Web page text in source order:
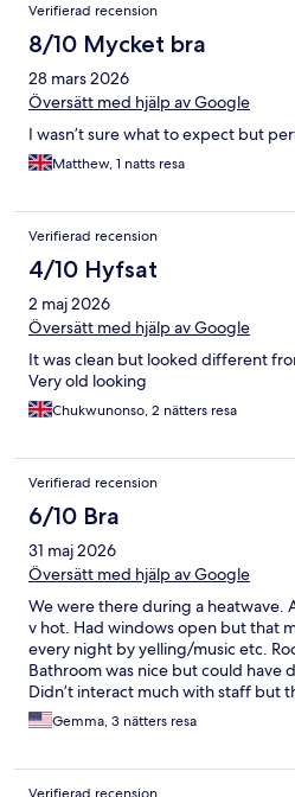
Verifierad recension
8/10 Mycket bra
28 mars 2026
Översätt med hjälp av Google
I wasn’t sure what to expect but
Matthew, 1 natts resa
Verifierad recension
4/10 Hyfsat
2 maj 2026
Översätt med hjälp av Google
It was clean but looked different
Very old looking
Chukwunonso, 2 nätters resa
Verifierad recension
6/10 Bra
31 maj 2026
Översätt med hjälp av Google
We were there during a heatwave.
v hot. Had windows open but that
every night by yelling/music etc.
Bathroom was nice but could have
Didn’t interact much with staff but
bother paying for the breakfast,
nearby.
Gemma, 3 nätters resa